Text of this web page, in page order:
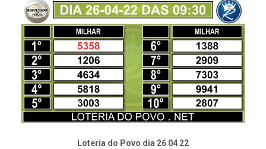
Loteria do Povo dia 26 04 22